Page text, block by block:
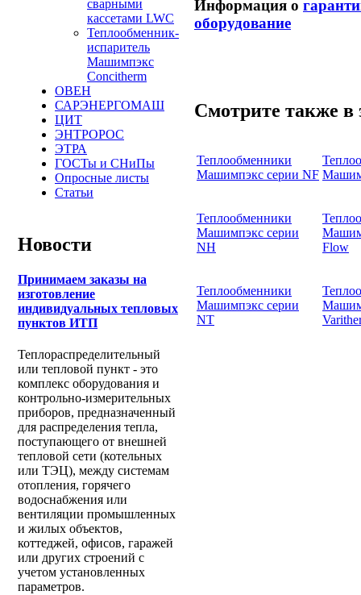
сварными
кассетами LWC
Теплообменник-
испаритель
Машимпэкс
Concitherm
ОВЕН
САРЭНЕРГОМАШ
ЦИТ
ЭНТРОРОС
ЭТРА
ГОСТы и СНиПы
Опросные листы
Статьи
Новости
Принимаем заказы на
изготовление
индивидуальных тепловых
пунктов ИТП
Теплораспределительный
или тепловой пункт - это
комплекс оборудования и
контрольно-измерительных
приборов, предназначенный
для распределения тепла,
поступающего от внешней
тепловой сети (котельных
или ТЭЦ), между системам
отопления, горячего
водоснабжения или
вентиляции промышленных
и жилых объектов,
коттеджей, офисов, гаражей
или других строений с
учетом установленных
параметров.
Информация о
оборудование
Смотрите также в
Теплообменники
Машимпэкс серии NF
Теплообменники
Машимпэкс серии
NH
Flow
Теплообменники
Машимпэкс серии
NT